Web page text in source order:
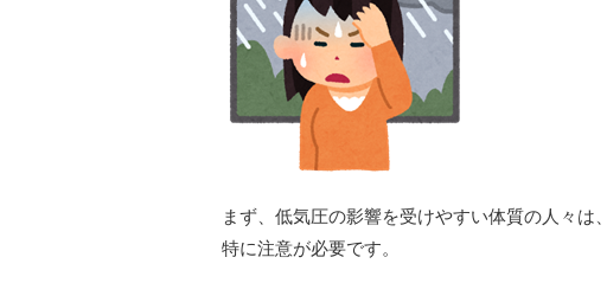
まず、低気圧の影響を受けやすい体質の人々は、
特に注意が必要です。